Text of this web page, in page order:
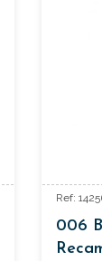
Ref:
006